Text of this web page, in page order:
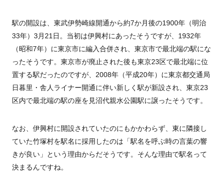
駅の開設は、東武伊勢崎線開通から約7か月後の1900年（明治
33年）3月21日。当初は伊興村にあったそうですが、1932年
（昭和7年）に東京市に編入合併され、東京市で最北端の駅にな
ったそうです。東京市が廃止された後も東京23区で最北端に位
置する駅だったのですが、2008年（平成20年）に東京都交通局
日暮里・舎人ライナー開通に伴い新しく駅が新設され、東京23
区内で最北端の駅の座を見沼代親水公園駅に譲ったそうです。
なお、伊興村に開設されていたのにもかかわらず、東に隣接し
ていた竹塚村を駅名に採用したのは「駅名を呼ぶ時の言葉の響
きが良い」という理由からだそうです。そんな理由で駅名って
決まるんですね。